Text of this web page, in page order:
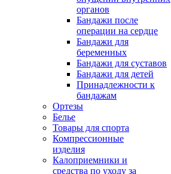
органов
Бандажи после
операции на сердце
Бандажи для
беременных
Бандажи для суставов
Бандажи для детей
Принадлежности к
бандажам
Ортезы
Белье
Товары для спорта
Компрессионные
изделия
Калоприемники и
средства по уходу за